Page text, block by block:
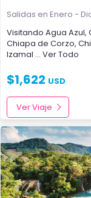
Salidas en Enero -
Visitando Agua Azul,
Chiapa de Corzo,
Izamal ... Ver Todo
$1,622 USD
Ver Viaje